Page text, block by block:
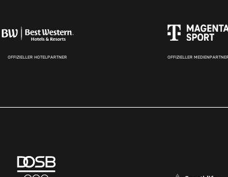
OFFIZIELLER HOTELPARTNER OFFIZIELLER